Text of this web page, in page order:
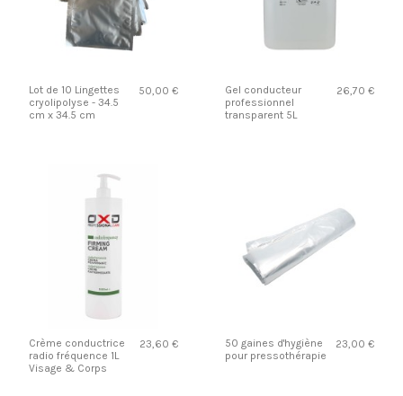
Lot de 10 Lingettes
cryolipolyse - 34.5
cm x 34.5 cm
50,00 €
Gel conducteur
professionnel
transparent 5L
26,70 €
Crème conductrice
radio fréquence 1L
Visage & Corps
23,60 €
50 gaines d'hygiène
pour pressothérapie
23,00 €